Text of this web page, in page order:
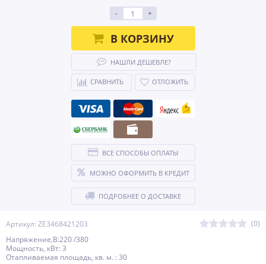
Артикул: ZE3468421203
(0)
Напряжение,В:220 /380
Мощность, кВт: 3
Отапливаемая площадь, кв. м. : 30
-
+
В КОРЗИНУ
НАШЛИ ДЕШЕВЛЕ?
СРАВНИТЬ ОТЛОЖИТЬ
ВСЕ СПОСОБЫ ОПЛАТЫ
МОЖНО ОФОРМИТЬ В КРЕДИТ
ПОДРОБНЕЕ О ДОСТАВКЕ